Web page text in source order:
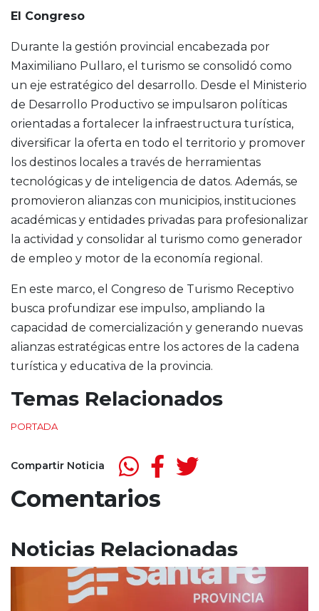
El Congreso
Durante la gestión provincial encabezada por
Maximiliano Pullaro, el turismo se consolidó como
un eje estratégico del desarrollo. Desde el Ministerio
de Desarrollo Productivo se impulsaron políticas
orientadas a fortalecer la infraestructura turística,
diversificar la oferta en todo el territorio y promover
los destinos locales a través de herramientas
tecnológicas y de inteligencia de datos. Además, se
promovieron alianzas con municipios, instituciones
académicas y entidades privadas para profesionalizar
la actividad y consolidar al turismo como generador
de empleo y motor de la economía regional.
En este marco, el Congreso de Turismo Receptivo
busca profundizar ese impulso, ampliando la
capacidad de comercialización y generando nuevas
alianzas estratégicas entre los actores de la cadena
turística y educativa de la provincia.
Temas Relacionados
PORTADA
Compartir Noticia
Comentarios
Noticias Relacionadas